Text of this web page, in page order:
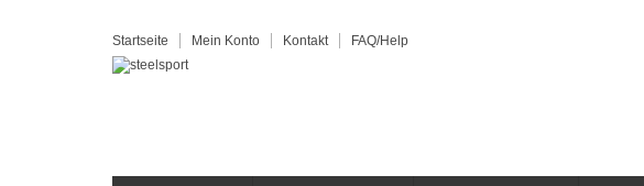
Startseite Mein Konto Kontakt FAQ/Help